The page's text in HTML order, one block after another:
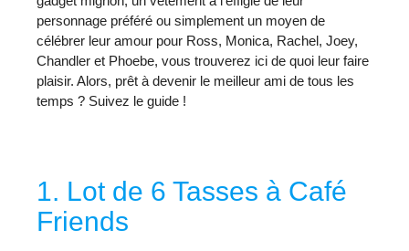
personnage préféré ou simplement un moyen de
célébrer leur amour pour Ross, Monica, Rachel, Joey,
Chandler et Phoebe, vous trouverez ici de quoi leur faire
plaisir. Alors, prêt à devenir le meilleur ami de tous les
temps ? Suivez le guide !
1. Lot de 6 Tasses à Café
Friends